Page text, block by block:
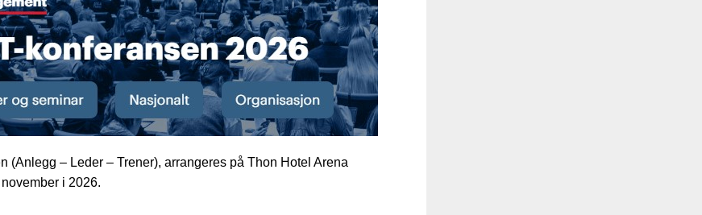
(Anlegg – Leder – Trener), arrangeres på Thon Hotel Arena
i 2026.